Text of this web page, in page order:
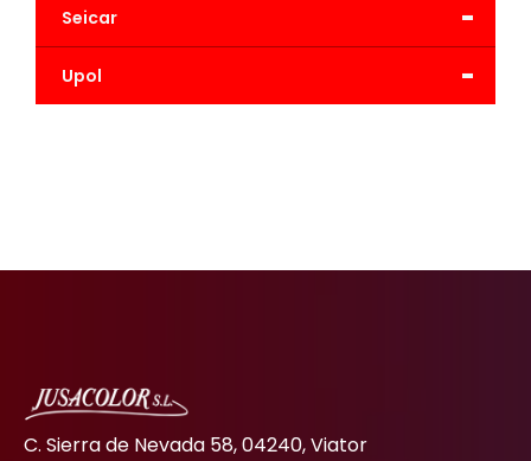
-
Seicar
-
Upol
C. Sierra de Nevada 58, 04240, Viator